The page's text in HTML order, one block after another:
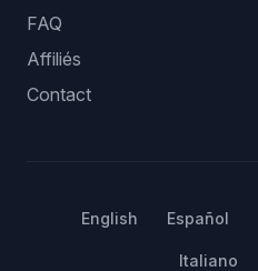
FAQ
Affiliés
Contact
English Español
Italiano